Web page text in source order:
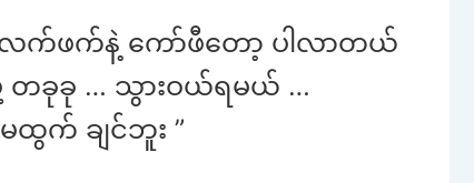
လက်ဖက်နဲ့ ကော်ဖီတော့ ပါလာတယ်
တခုခု … သွားဝယ်ရမယ် …
မထွက် ချင်ဘူး ”